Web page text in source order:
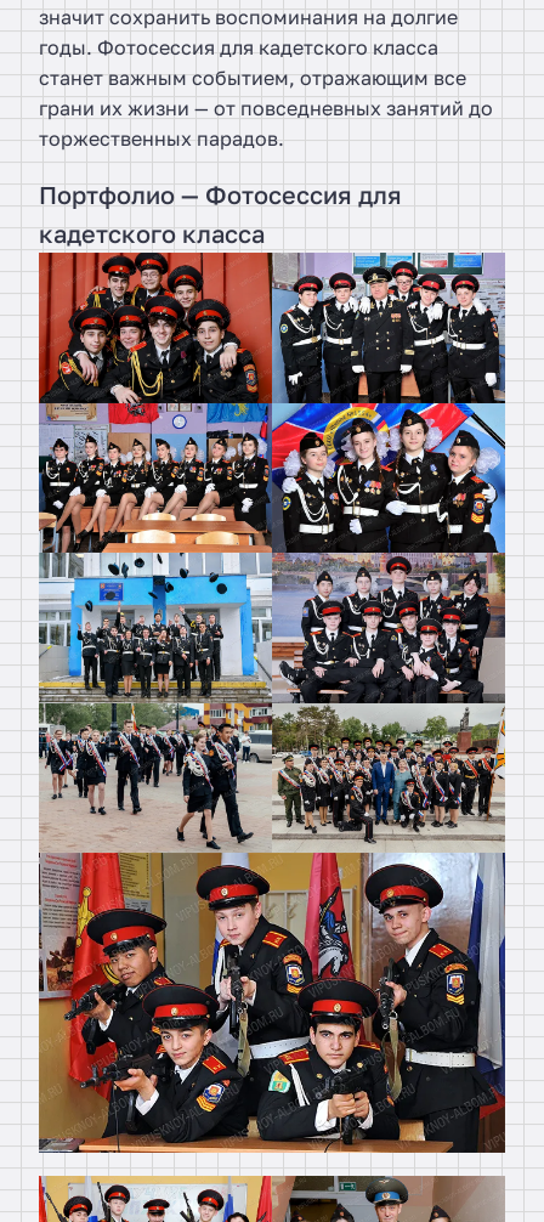
значит сохранить воспоминания на долгие
годы. Фотосессия для кадетского класса
станет важным событием, отражающим все
грани их жизни — от повседневных занятий до
торжественных парадов.
Портфолио — Фотосессия для
кадетского класса